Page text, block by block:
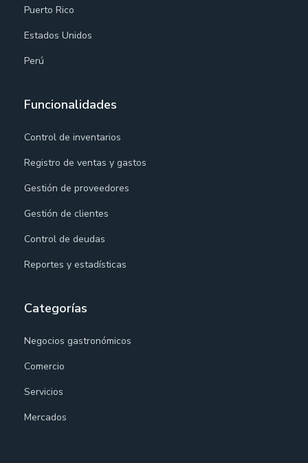
Puerto Rico
Estados Unidos
Perú
Funcionalidades
Control de inventarios
Registro de ventas y gastos
Gestión de proveedores
Gestión de clientes
Control de deudas
Reportes y estadísticas
Categorías
Negocios gastronómicos
Comercio
Servicios
Mercados